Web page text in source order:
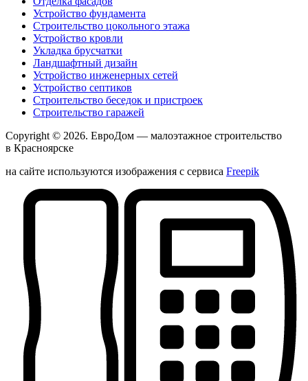
Устройство фундамента
Строительство цокольного этажа
Устройство кровли
Укладка брусчатки
Ландшафтный дизайн
Устройство инженерных сетей
Устройство септиков
Строительство беседок и пристроек
Строительство гаражей
Copyright © 2026. ЕвроДом — малоэтажное строительство
в Красноярске
на сайте используются изображения с сервиса Freepik